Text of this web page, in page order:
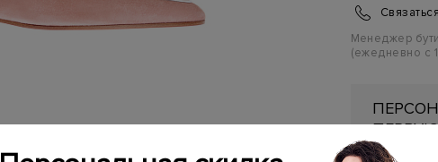
Связаться
Менеджер
(ежедневно с
Подробнее